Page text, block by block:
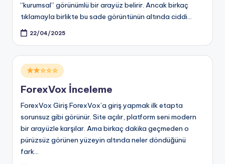
“kurumsal” görünümlü bir arayüz belirir. Ancak birkaç
tıklamayla birlikte bu sade görüntünün altında ciddi…
22/04/2025
Posted
in
☆☆☆
ForexVox İnceleme
ForexVox Giriş ForexVox’a giriş yapmak ilk etapta
sorunsuz gibi görünür. Site açılır, platform seni modern
bir arayüzle karşılar. Ama birkaç dakika geçmeden o
pürüzsüz görünen yüzeyin altında neler döndüğünü
fark…